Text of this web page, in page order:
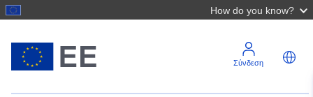
How do you know?
Σύνδεση